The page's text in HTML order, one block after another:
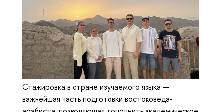
Стажировка в стране изучаемого языка —
важнейшая часть подготовки востоковеда-